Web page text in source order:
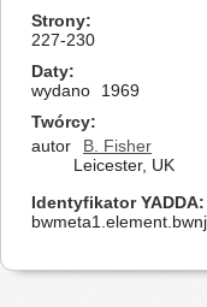
Strony
227-230
Daty
wydano
1969
Twórcy
autor
B. Fisher
Leicester, UK
Identyfikator YADDA